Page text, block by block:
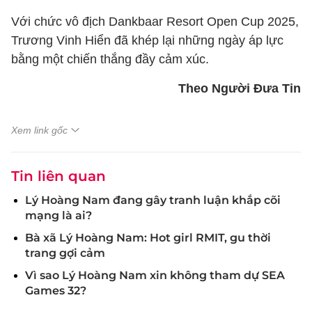
Với chức vô địch Dankbaar Resort Open Cup 2025,
Trương Vinh Hiển đã khép lại những ngày áp lực
bằng một chiến thắng đầy cảm xúc.
Theo Người Đưa Tin
Xem link gốc
Tin liên quan
Lý Hoàng Nam đang gây tranh luận khắp cõi
mạng là ai?
Bà xã Lý Hoàng Nam: Hot girl RMIT, gu thời
trang gợi cảm
Vì sao Lý Hoàng Nam xin không tham dự SEA
Games 32?